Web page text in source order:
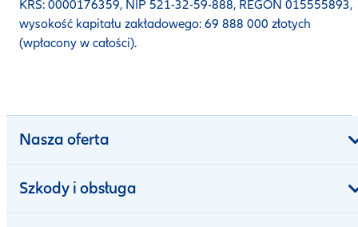
KRS: 0000176359, NIP 521-32-59-888, REGON 015555893,
wysokość kapitału zakładowego: 69 888 000 złotych
(wpłacony w całości).
Nasza oferta
Szkody i obsługa